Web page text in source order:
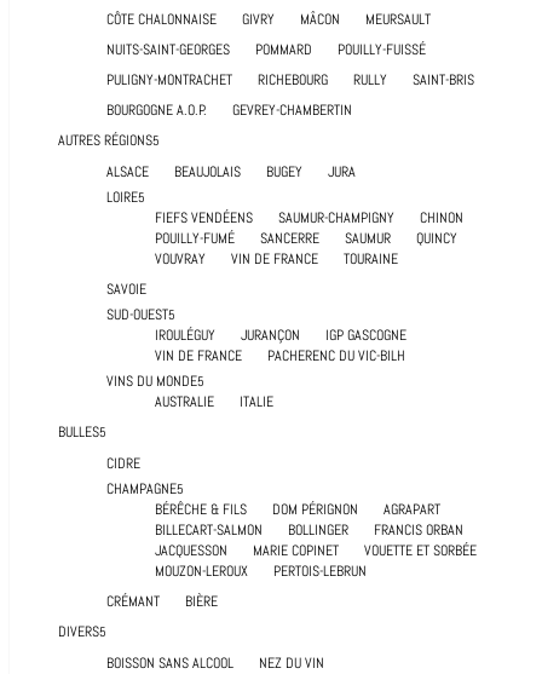
CÔTE CHALONNAISE
GIVRY MÂCON
MEURSAULT
NUITS-SAINT-GEORGES
POMMARD
POUILLY-FUISSÉ
PULIGNY-MONTRACHET
RICHEBOURG RULLY
SAINT-BRIS
BOURGOGNE A.O.P.
GEVREY-CHAMBERTIN
AUTRES RÉGIONS
ALSACE
BEAUJOLAIS BUGEY
JURA
LOIRE
FIEFS VENDÉENS
SAUMUR-CHAMPIGNY
CHINON
POUILLY-FUMÉ
SANCERRE SAUMUR
QUINCY
VOUVRAY
VIN DE FRANCE
TOURAINE
SAVOIE
SUD-OUEST
IROULÉGUY
JURANÇON
IGP GASCOGNE
VIN DE FRANCE
PACHERENC DU VIC-BILH
VINS DU MONDE
AUSTRALIE
ITALIE
BULLES
CIDRE
CHAMPAGNE
BÉRÊCHE & FILS
DOM PÉRIGNON
AGRAPART
BILLECART-SALMON
BOLLINGER
FRANCIS ORBAN
JACQUESSON
MARIE COPINET
VOUETTE ET SORBÉE
MOUZON-LEROUX
PERTOIS-LEBRUN
CRÉMANT
BIÈRE
DIVERS
BOISSON SANS ALCOOL
NEZ DU VIN